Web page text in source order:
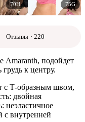
70H 75G
Отзывы · 220
Amaranth, подойдет
грудь к центру.
с Т-образным швом,
двойная
неэластичное
с внутренней